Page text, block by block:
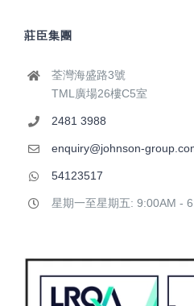
莊臣集團
荃灣海盛路3號
TML廣場26樓C5室
2481 3988
enquiry@johnson-
54123517
星期一至星期五: 9:00AM -